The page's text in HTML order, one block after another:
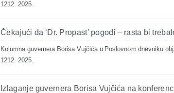
1212. 2025.
Čekajući da ‘Dr. Propast’ pogodi – rasta bi
Kolumna guvernera Borisa Vujčića u Poslovnom dnevniku
1212. 2025.
Izlaganje guvernera Borisa Vujčića na